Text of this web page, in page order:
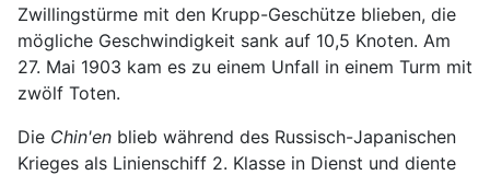
Zwillingstürme mit den Krupp-Geschütze blieben, die
mögliche Geschwindigkeit sank auf 10,5 Knoten. Am
27. Mai 1903 kam es zu einem Unfall in einem Turm mit
zwölf Toten.
Die Chin'en blieb während des Russisch-Japanischen
Krieges als Linienschiff 2. Klasse in Dienst und diente